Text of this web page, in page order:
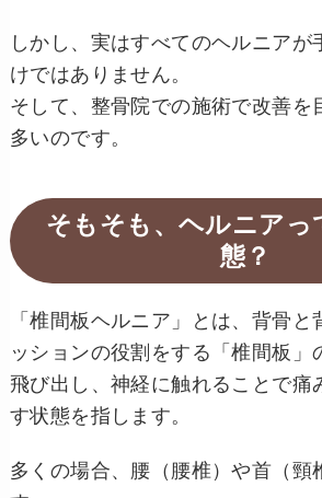
しかし、実はすべてのヘルニアが
けではありません。
そして、整骨院での施術で改善を
多いのです。
そもそも、ヘルニアっ
態？
「椎間板ヘルニア」とは、背骨と
ッションの役割をする「椎間板」
飛び出し、神経に触れることで痛
す状態を指します。
多くの場合、腰（腰椎）や首（頸